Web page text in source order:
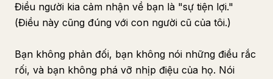
Điều người kia cảm nhận về bạn là "sự tiện lợi."
(Điều này cũng đúng với con người cũ của tôi.)
Bạn không phản đối, bạn không nói những điều rắc
rối, và bạn không phá vỡ nhịp điệu của họ. Nói